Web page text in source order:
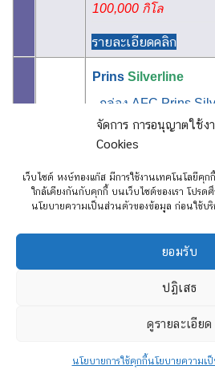
จัดการ การอนุญาตใช้ง
Cookies
เว็บไซต์ หงษ์ทองแก๊ส มีการใช้งานเทคโนโลยีคุ
ใกล้เคียงกันกับคุกกี้ บนเว็บไซต์ของเรา โปรด
นโยบายความเป็นส่วนตัวของข้อมูล ก่อนใช้บริ
ยอมรับ
ปฏิเสธ
ดูรายละเอียด
นโยบายการใช้คุกกี้นโยบายความเ
100,000 กิโล
รายละเอียดคลิก
PrinsSilverline
- กล่อง AFC Prins
- หม้อต้ม EVP-500HP
ถังแคปซูล 58 ลิตร ใต้
แบบไม่เจาะตัวรถ,
**ประกันอุปกรณ์แก๊ส :
150,000 กิโล